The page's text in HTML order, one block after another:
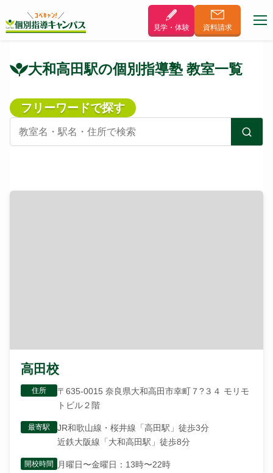
見学・体験 資料請求
大和高田駅の個別指導塾 教室一覧
フリーワードで探す
高田校
住所
〒635-0015 奈良県大和高田市幸町７?３４ モリモ
トビル２階
最寄駅
JR和歌山線・桜井線「高田駅」徒歩3分
近鉄大阪線「大和高田駅」徒歩8分
開校時間
月曜日〜金曜日：13時〜22時